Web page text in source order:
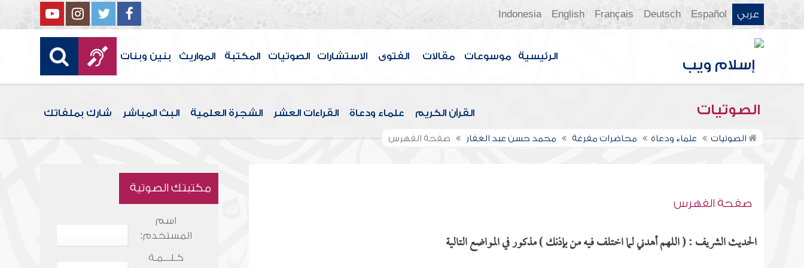
عربي Español
Deutsch
Français
English
Indonesia
الرئيسية موسوعات مقالات الفتوى الاستشارات الصوتيات المكتبة المواريث بنين وبنات
الصوتيات القرآن الكريم علماء ودعاة القراءات العشر الشجرة العلمية البث المباشر شارك بملفاتك
الصوتيات علماء ودعاة محاضرات مفرغة محمد حسن عبد الغفار صفحة الفهرس
صفحة الفهرس
الحديث الشريف : ( اللهم أهدني لما اختلف فيه من بإذنك ) مذكور في المواضع التالية
مكتبتك الصوتية
اسم
المستخدم:
كـلـــمـة